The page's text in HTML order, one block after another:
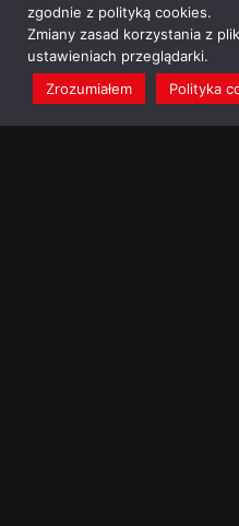
zgodnie z polityką cookies.
Zmiany zasad korzystania z
ustawieniach przeglądarki.
Zrozumiałem
Polityka